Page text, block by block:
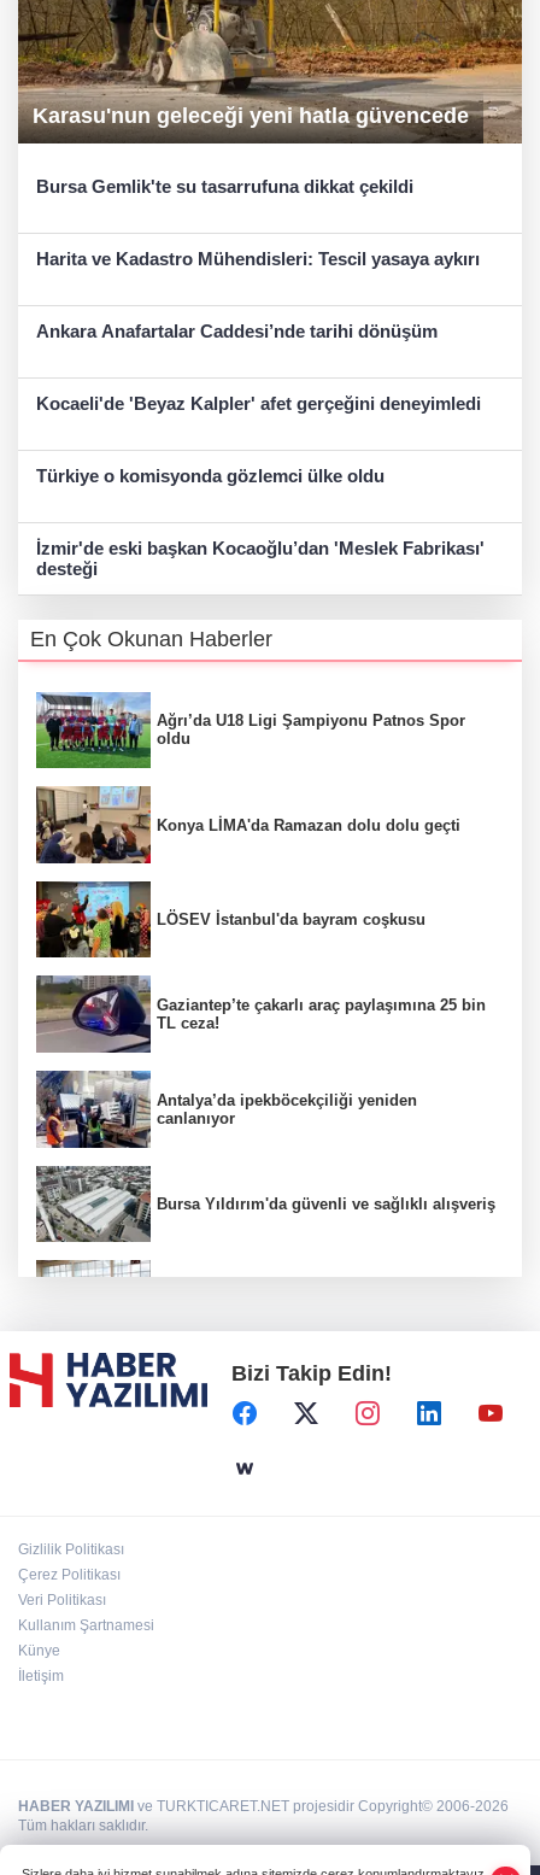
Karasu'nun geleceği yeni hatla güvencede
Bursa Gemlik'te su tasarrufuna dikkat çekildi
Harita ve Kadastro Mühendisleri: Tescil yasaya aykırı
Ankara Anafartalar Caddesi’nde tarihi dönüşüm
Kocaeli'de 'Beyaz Kalpler' afet gerçeğini deneyimledi
Türkiye o komisyonda gözlemci ülke oldu
İzmir'de eski başkan Kocaoğlu’dan 'Meslek Fabrikası'
desteği
En Çok Okunan Haberler
Ağrı’da U18 Ligi Şampiyonu Patnos Spor
oldu
Konya LİMA'da Ramazan dolu dolu geçti
LÖSEV İstanbul'da bayram coşkusu
Gaziantep’te çakarlı araç paylaşımına 25 bin
TL ceza!
Antalya’da ipekböcekçiliği yeniden
canlanıyor
Bursa Yıldırım'da güvenli ve sağlıklı alışveriş
Başkent'in göletlerinde temizlik ve bakım
sürüyor
Bizi Takip Edin!
Gizlilik Politikası
Çerez Politikası
Veri Politikası
Kullanım Şartnamesi
Künye
İletişim
HABER YAZILIMI ve TURKTICARET.NET projesidir Copyright© 2006-2026
Tüm hakları saklıdır.